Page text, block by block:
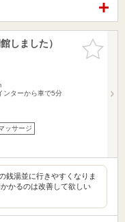
お気に入
りに追加
しました）
ンターから車で5分
ッサージ
銭湯並に行きやすくなりま
かるのは改善して欲しい